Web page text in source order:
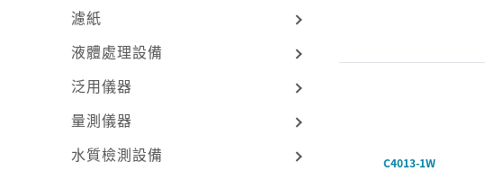
濾紙
液體處理設備
泛用儀器
量測儀器
水質檢測設備
C4013-1W